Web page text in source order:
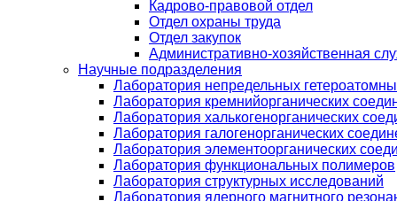
Кадрово-правовой отдел
Отдел охраны труда
Отдел закупок
Административно-хозяйственная
Научные подразделения
Лаборатория непредельных
Лаборатория кремнийорганических
Лаборатория халькогенорганических
Лаборатория галогенорганических
Лаборатория элементоорганических
Лаборатория функциональных полимеров
Лаборатория структурных исследований
Лаборатория ядерного магнитного